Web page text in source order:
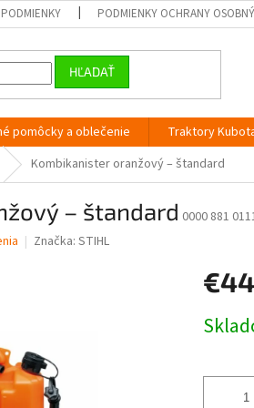
PODMIENKY OCHRANY
HĽADAŤ
pomôcky a oblečenie Traktory
Kombikanister oranžový – štandard
– štandard 0000 881
Značka: STIHL
cena: